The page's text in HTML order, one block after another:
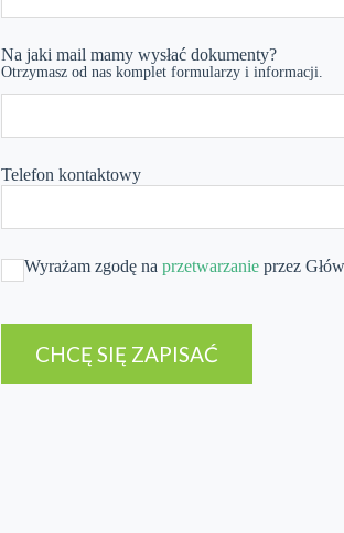
Na jaki mail mamy wysłać dokumenty?
Otrzymasz od nas komplet formularzy i informacji.
Telefon kontaktowy
Wyrażam zgodę na przetwarzanieprzez
CHCĘ SIĘ ZAPISAĆ